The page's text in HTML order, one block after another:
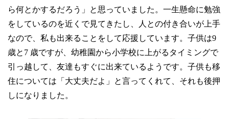
ら何とかするだろう」と思っていました。一生懸命に勉強
をしているのを近くで見てきたし、人との付き合いが上手
なので、私も出来ることをして応援しています。子供は9
歳と7 歳ですが、幼稚園から小学校に上がるタイミングで
引っ越して、友達もすぐに出来ているようです。子供も移
住については「大丈夫だよ」と言ってくれて、それも後押
しになりました。